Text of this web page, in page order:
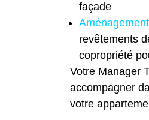
façade
revêtements
copropriété
Votre Manager
accompagner
votre